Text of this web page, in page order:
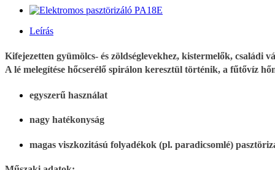
Leírás
Kifejezetten gyümölcs- és zöldséglevekhez, kistermelők, családi
A lé melegítése hőcserélő spirálon keresztül történik, a fűtővíz
egyszerű használat
nagy hatékonyság
magas viszkozitású folyadékok (pl. paradicsomlé)